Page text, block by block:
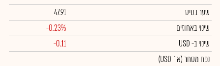
שער בסיס
47.91
שינוי באחוזים
-0.23%
שינויב- USD
-0.11
נפח מסחר(א` USD)